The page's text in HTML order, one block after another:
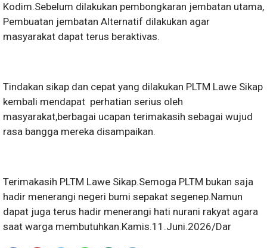
Kodim.Sebelum dilakukan pembongkaran jembatan utama,
Pembuatan jembatan Alternatif dilakukan agar
masyarakat dapat terus beraktivas.
Tindakan sikap dan cepat yang dilakukan PLTM Lawe Sikap
kembali mendapat perhatian serius oleh
masyarakat,berbagai ucapan terimakasih sebagai wujud
rasa bangga mereka disampaikan.
Terimakasih PLTM Lawe Sikap.Semoga PLTM bukan saja
hadir menerangi negeri bumi sepakat segenep.Namun
dapat juga terus hadir menerangi hati nurani rakyat agara
saat warga membutuhkan.Kamis.11.Juni.2026/Dar